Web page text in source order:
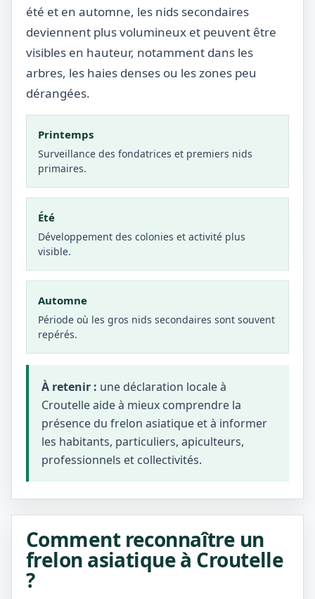
été et en automne, les nids secondaires
deviennent plus volumineux et peuvent être
visibles en hauteur, notamment dans les
arbres, les haies denses ou les zones peu
dérangées.
Printemps
Surveillance des fondatrices et premiers nids
primaires.
Été
Développement des colonies et activité plus
visible.
Automne
Période où les gros nids secondaires sont souvent
repérés.
À retenir : une déclaration locale à
Croutelle aide à mieux comprendre la
présence du frelon asiatique et à informer
les habitants, particuliers, apiculteurs,
professionnels et collectivités.
Comment reconnaître un
frelon asiatique à Croutelle
?